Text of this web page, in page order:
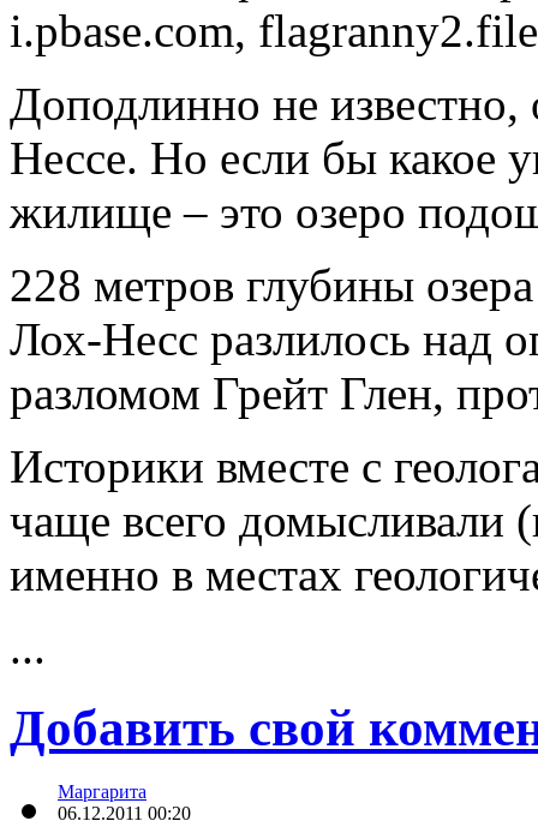
i.pbase.com,
Доподлинно не
Нессе. Но если бы какое
жилище – это озеро
228 метров глубины
Лох-Несс разлилось над
разломом Грейт Глен,
Историки вместе с
чаще всего домысливали
именно в местах
...
Добавить свой
Маргарита
06.12.2011 00:20